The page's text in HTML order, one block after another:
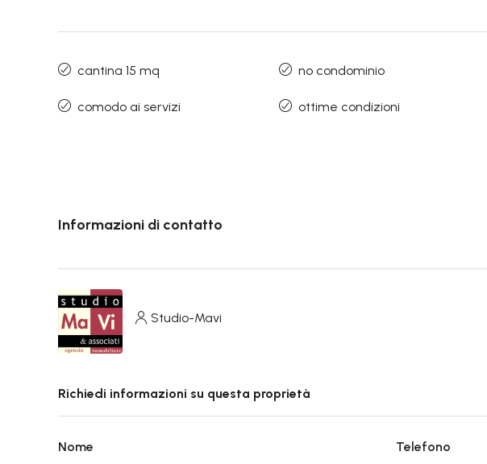
cantina 15 mq
comodo ai servizi
no condominio
ottime condizioni
Informazioni di contatto
Studio-Mavi
Richiedi informazioni su questa proprietà
Nome Telefono